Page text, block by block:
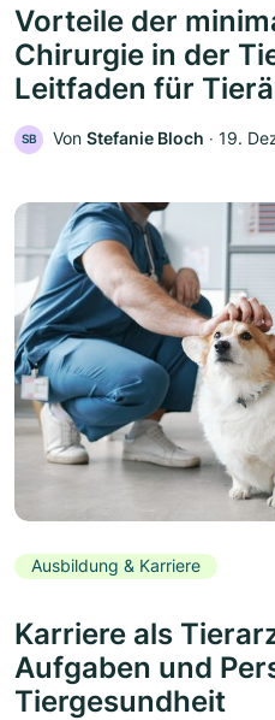
Vorteile der
Chirurgie in der
Leitfaden für
SB Von Stefanie Bloch ‧ 19.
Ausbildung & Karriere
Karriere als
Aufgaben und
Tiergesundheit